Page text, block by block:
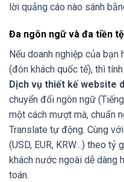
lời quảng cáo nào sánh
Đa ngôn ngữ và đa tiền tệ
Nếu doanh nghiệp của
(đón khách quốc tế), thì
Dịch vụ thiết kế website
chuyển đổi ngôn ngữ
một cách mượt mà, chuẩn
Translate tự động. Cùng
(USD, EUR, KRW…) theo
khách nước ngoài dễ dàng
toán.